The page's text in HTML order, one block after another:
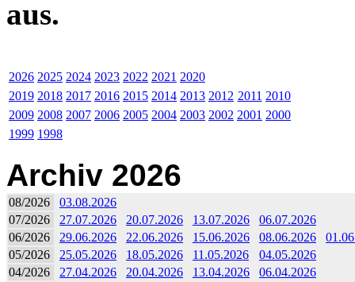
aus.
2026 2025 2024 2023 2022 2021 2020
2019 2018 2017 2016 2015 2014 2013 2012 2011 2010
2009 2008 2007 2006 2005 2004 2003 2002 2001 2000
1999 1998
Archiv 2026
08/2026
03.08.2026
07/2026
27.07.2026 20.07.2026 13.07.2026
06.07.2026
06/2026
29.06.2026 22.06.2026 15.06.2026 08.06.2026
05/2026
25.05.2026 18.05.2026 11.05.2026
04.05.2026
04/2026
27.04.2026 20.04.2026 13.04.2026
06.04.2026